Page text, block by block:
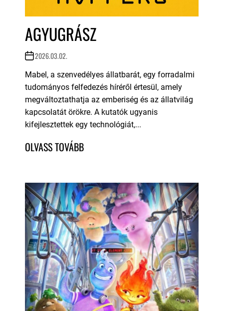
AGYUGRÁSZ
2026.03.02.
Mabel, a szenvedélyes állatbarát, egy forradalmi
tudományos felfedezés híréről értesül, amely
megváltoztathatja az emberiség és az állatvilág
kapcsolatát örökre. A kutatók ugyanis
kifejlesztettek egy technológiát,...